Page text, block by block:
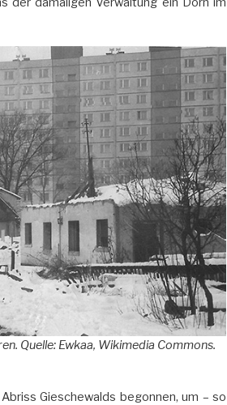
Quelle: Ewkaa, Wikimedia Commons.
Gieschewalds begonnen, um – so